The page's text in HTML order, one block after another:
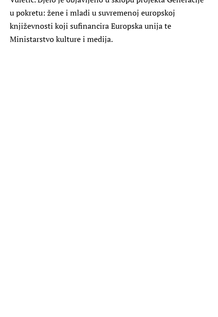
u pokretu: žene i mladi u suvremenoj europskoj
književnosti koji sufinancira Europska unija te
Ministarstvo kulture i medija.